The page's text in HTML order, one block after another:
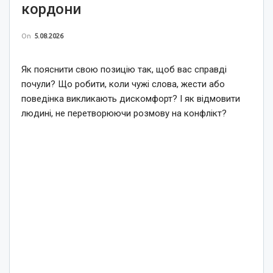
кордони
On 5.08.2026
Як пояснити свою позицію так, щоб вас справді
почули? Що робити, коли чужі слова, жести або
поведінка викликають дискомфорт? І як відмовити
людині, не перетворюючи розмову на конфлікт?